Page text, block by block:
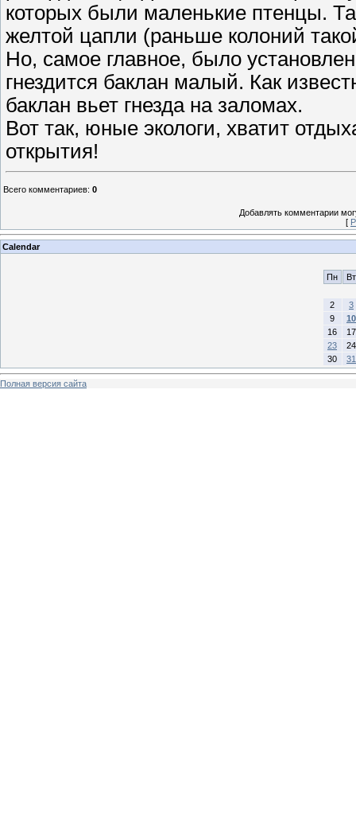
которых были маленькие птенцы.
желтой цапли (раньше колоний
Но, самое главное, было
гнездится баклан малый. Как
баклан вьет гнезда на заломах.
Вот так, юные экологи, хватит
открытия!
Всего комментариев: 0
Добавлять комментарии
[
Calendar
Пн Вт
2
3
9
10
16
17
23
24
30
31
Полная версия сайта